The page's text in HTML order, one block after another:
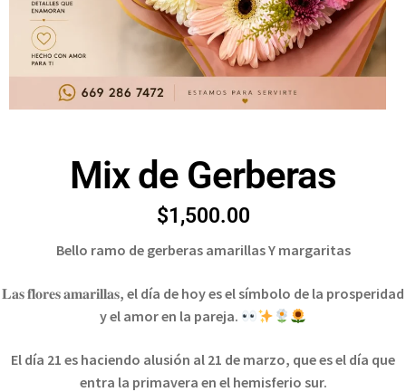
Mix de Gerberas
$1,500.00
Bello ramo de gerberas amarillas Y margaritas
𝐋𝐚𝐬𝐟𝐥𝐨𝐫𝐞𝐬𝐚𝐦𝐚𝐫𝐢𝐥𝐥𝐚𝐬, el día de hoy es el símbolo de la prosperidad
y el amor en la pareja.
El día 21 es haciendo alusión al 21 de marzo, que es el día que
entra la primavera en el hemisferio sur.